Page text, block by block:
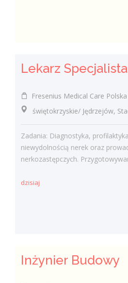
Fresenius Medical Care Polska
świętokrzyskie/ Jędrzejów,
Zadania: Diagnostyka,
niewydolnością nerek oraz
nerkozastępczych.
dzisiaj
Inżynier Budowy